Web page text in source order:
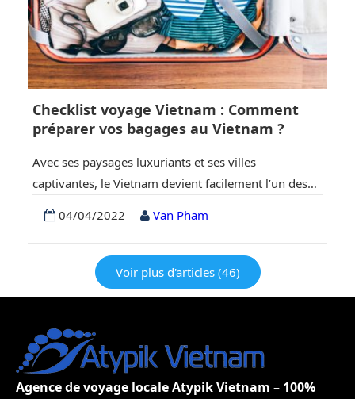
Checklist voyage Vietnam : Comment
préparer vos bagages au Vietnam ?
Avec ses paysages luxuriants et ses villes
captivantes, le Vietnam devient facilement l’un des
beaucoup de variété à offrir : plages de sable blanc,
immenses rizières, pagodes vénérables, villes
animées, îles calcaires, etc. De nombreuses
expériences intéressantes et de beaux moments
04/04/2022 Van Pham
Voir plus d'articles (46)
Agence de voyage locale Atypik Vietnam – 100%